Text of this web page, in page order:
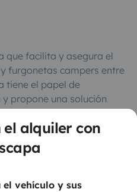
alquiler con
vehículo y sus
que facilita y asegura el
furgonetas campers entre
tiene el papel de
propone una solución
en total libertad y
de usuarios en Trusted